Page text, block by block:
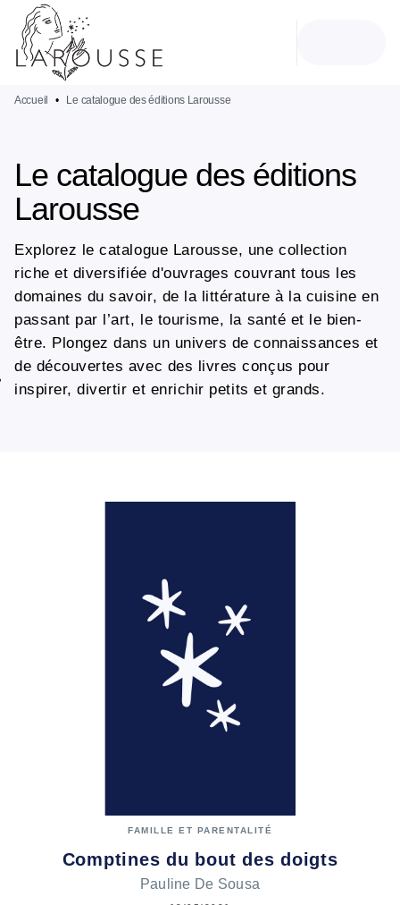
MENU
PIED DE PAGE
Accueil • Le catalogue des éditions Larousse
Le catalogue des éditions
Larousse
Explorez le catalogue Larousse, une collection
riche et diversifiée d'ouvrages couvrant tous les
domaines du savoir, de la littérature à la cuisine en
passant par l’art, le tourisme, la santé et le bien-
être. Plongez dans un univers de connaissances et
de découvertes avec des livres conçus pour
inspirer, divertir et enrichir petits et grands.
FAMILLE ET PARENTALITÉ
Comptines du bout des doigts
Pauline De Sousa